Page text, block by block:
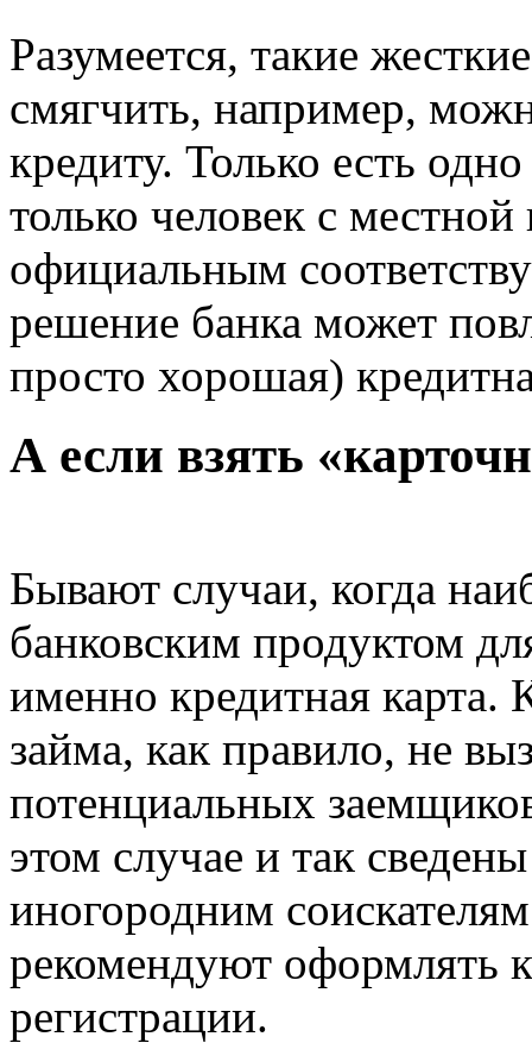
Разумеется, такие
смягчить, например,
кредиту. Только есть
только человек с
официальным
решение банка может
просто хорошая)
А если взять
Бывают случаи, когда
банковским продуктом
именно кредитная карта.
займа, как правило, не
потенциальных
этом случае и так
иногородним
рекомендуют оформлять
регистрации.